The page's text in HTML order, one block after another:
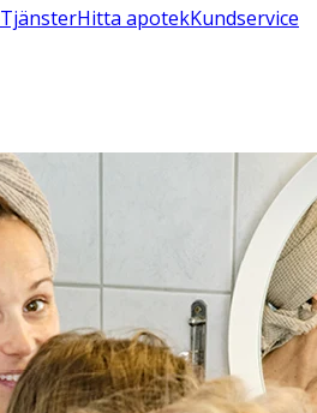
TjänsterHitta apotekKundservice